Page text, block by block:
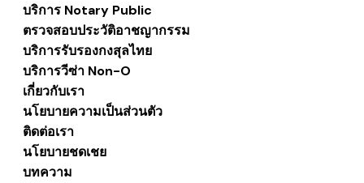
บริการ Notary Public
ตรวจสอบประวัติอาชญากรรม
บริการรับรองกงสุลไทย
บริการวีซ่า Non-O
เกี่ยวกับเรา
นโยบายความเป็นส่วนตัว
ติดต่อเรา
นโยบายชดเชย
บทความ